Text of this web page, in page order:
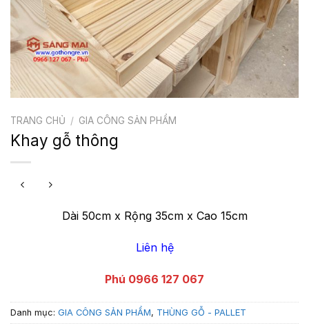
TRANG CHỦ / GIA CÔNG SẢN PHẨM
Khay gỗ thông
Dài 50cm x Rộng 35cm x Cao 15cm
Liên hệ
Phú 0966 127 067
Danh mục: GIA CÔNG SẢN PHẨM, THÙNG GỖ - PALLET